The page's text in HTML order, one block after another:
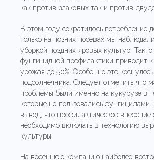
как против злаковых так и против
В этом году сократилось потребление
только на позних посевах мы
уборкой поздних яровых культур. Так,
фунгицидной профилактики приводит
урожая до 50%. Особенно это
подсолнечника. Следует отметить что
проблемы были именно на кукурузе в
которые не пользовались фунгицидами.
вывод, что профилактическое
необходимо включать в технологию
культуры.
На весеннюю компанию наиболее